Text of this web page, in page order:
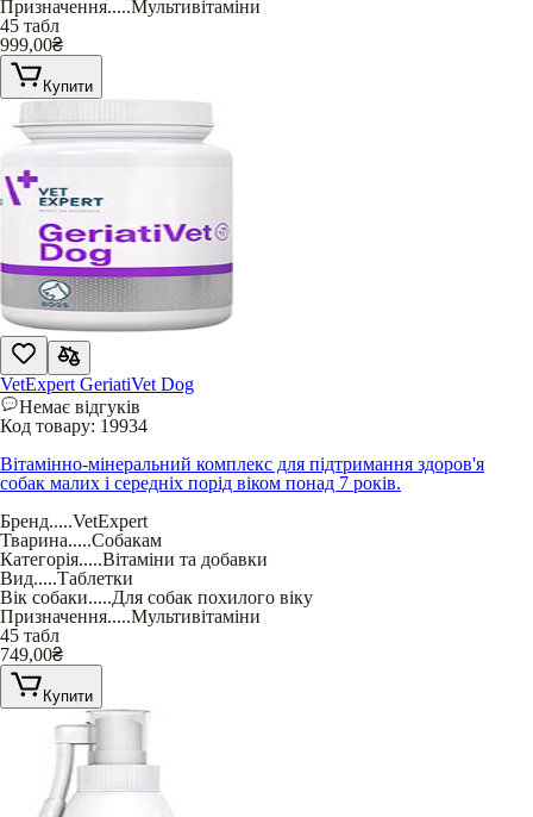
Призначення.....Мультивітаміни
45 табл
999,00₴
Купити
VetExpert GeriatiVet Dog
Немає відгуків
Код товару: 19934
Вітамінно-мінеральний комплекс для підтримання здоров'я
собак малих і середніх порід віком понад 7 років.
Бренд.....VetExpert
Тварина.....Собакам
Категорія.....Вітаміни та добавки
Вид.....Таблетки
Вік собаки.....Для собак похилого віку
Призначення.....Мультивітаміни
45 табл
749,00₴
Купити